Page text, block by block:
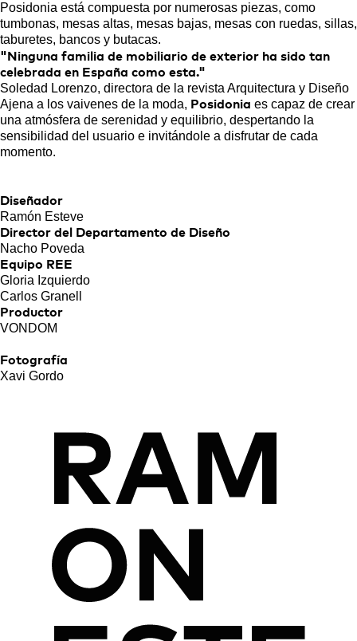
Posidonia está compuesta por numerosas piezas, como
tumbonas, mesas altas, mesas bajas, mesas con ruedas, sillas,
taburetes, bancos y butacas.
"Ninguna familia de mobiliario de exterior ha sido tan
celebrada en España como esta."
Soledad Lorenzo, directora de la revista Arquitectura y Diseño
Ajena a los vaivenes de la moda, Posidonia es capaz de crear
una atmósfera de serenidad y equilibrio, despertando la
sensibilidad del usuario e invitándole a disfrutar de cada
momento.
Diseñador
Ramón Esteve
Director del Departamento de Diseño
Nacho Poveda
Equipo REE
Gloria Izquierdo
Carlos Granell
Productor
VONDOM
Fotografía
Xavi Gordo